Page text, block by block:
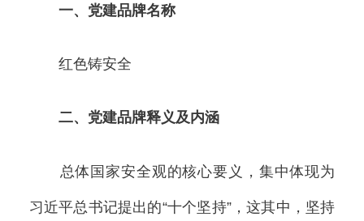
一、党建品牌名称
红色铸安全
二、党建品牌释义及内涵
总体国家安全观的核心要义，集中体现为
习近平总书记提出的“十个坚持”，这其中，坚持